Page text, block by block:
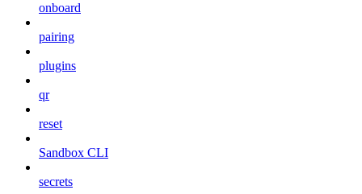
onboard
pairing
plugins
qr
reset
Sandbox CLI
secrets